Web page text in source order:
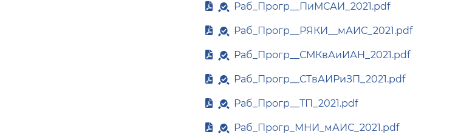
Раб_Прогр__ПиМСАИ_2021.pdf
Раб_Прогр__РЯКИ__мАИС_2021.pdf
Раб_Прогр__СМКвАиИАН_2021.pdf
Раб_Прогр__СТвАИРиЗП_2021.pdf
Раб_Прогр__ТП_2021.pdf
Раб_Прогр_МНИ_мАИС_2021.pdf